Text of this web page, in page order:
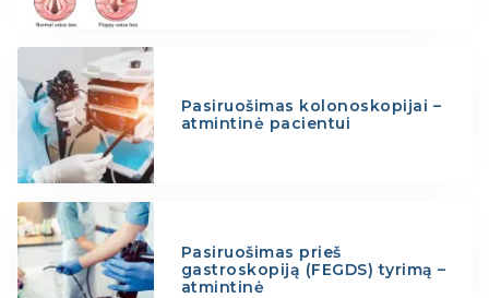
Pasiruošimas kolonoskopijai –
atmintinė pacientui
Pasiruošimas prieš
gastroskopiją (FEGDS) tyrimą –
atmintinė